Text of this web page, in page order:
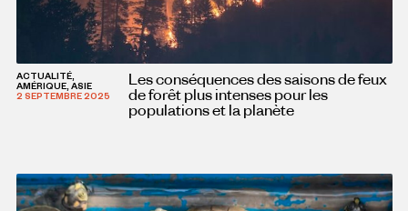
ACTUALITÉ,
AMÉRIQUE, ASIE
2 SEPTEMBRE 2025
Les conséquences des saisons de feux
de forêt plus intenses pour les
populations et la planète